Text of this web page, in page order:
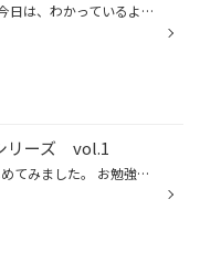
こんにちは(＾＾) 今日は、わかっているようで難しいタイヤサイズのお勉強をしました。 155/65R14 75H を例に書かせて頂きます！ 155は、タイヤ幅をmmで表記しているので、155mm(15.5cm)ということになります。 次に書かれている65は、扁平率を表記しています。 分かりやすく言うとタイヤの厚さのこ...
リーズ vol.1
こんにちは。 はじめてみました。 お勉強シリーズです！ 今日は私自身、勉強したことがありました。 ・・・・タイヤの空気圧の大切さについてですm(..)m 空気圧が低下したまま走っていた為、 溝はまだあったのに、バーストしてしまいました。 13日の金曜日なので、ジェイ〇ンにやられたかと・・・ ...